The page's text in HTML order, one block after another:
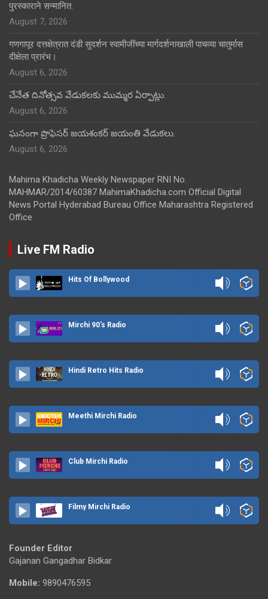
पुरस्काराने सन्मानित.
August 7, 2026
गणगापूर दत्तक्षेत्रात दंडी सुदर्शन स्वामीजींच्या मार्गदर्शनाखाली पाचव्या चातुर्मास
दीक्षेला प्रारंभ।
August 6, 2026
చేనేత దినోత్సవ వేడుకలకు ముమ్మర ఏర్పాట్లు.
August 6, 2026
ఘనంగా ప్రొఫెసర్ జయశంకర్ జయంతి వేడుకలు.
August 6, 2026
Mahima Khadicha Weekly Newspaper RNI No.
MAHMAR/2014/60387 MahimaKhadicha.com Official Digital
News Portal Hyderabad Bureau Office Maharashtra Registered
Office
Live FM Radio
Hits Of Bollywood
Mirchi 90's Radio
Hindi Retro Hits Radio
Meethi Mirchi Radio
Club Mirchi Radio
Filmy Mirchi Radio
Founder Editor
Gajanan Gangadhar Bidkar
Mobile: 9890476595